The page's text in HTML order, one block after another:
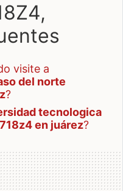
visite a
del norte
?
tecnologica
en juárez?